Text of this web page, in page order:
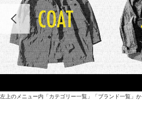
左上のメニュー内「カテゴリー一覧」「ブランド一覧」か